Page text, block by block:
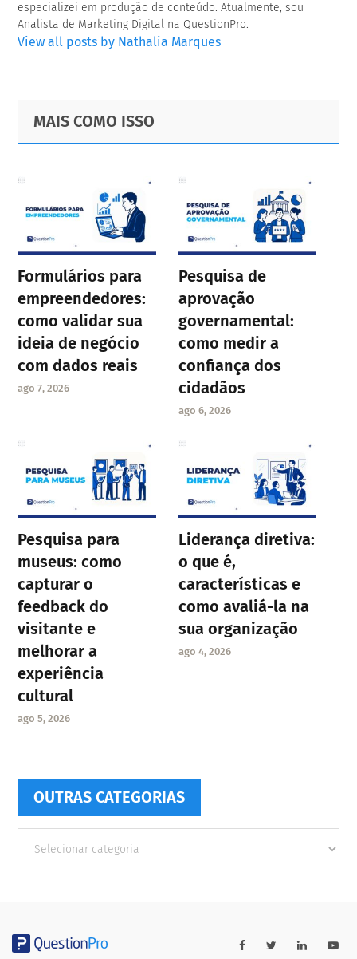
especializei em produção de conteúdo. Atualmente, sou
Analista de Marketing Digital na QuestionPro.
View all posts by Nathalia Marques
Primary
Sidebar
Footer
MAIS COMO ISSO
Formulários para
empreendedores:
como validar sua
ideia de negócio
com dados reais
ago 7, 2026
Pesquisa de
aprovação
governamental:
como medir a
confiança dos
cidadãos
ago 6, 2026
Pesquisa para
museus: como
capturar o
feedback do
visitante e
melhorar a
experiência
cultural
ago 5, 2026
Liderança diretiva:
o que é,
características e
como avaliá-la na
sua organização
ago 4, 2026
OUTRAS CATEGORIAS
Categorias